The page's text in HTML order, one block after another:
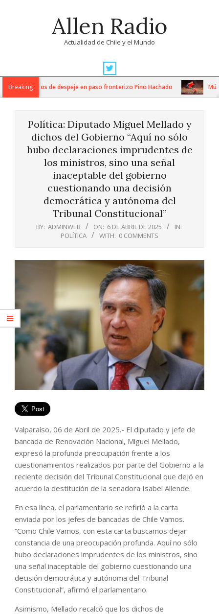
Allen Radio
Actualidad de Chile y el Mundo
Navigation
MenuBreaking
trabajos de despeje en paso fronterizo Pino Hachado
Política: Diputado Miguel Mellado y
dichos del Gobierno “Aquí no sólo
hubo declaraciones imprudentes de
los ministros, sino una señal
inaceptable del gobierno
cuestionando una decisión
democrática y autónoma del
Tribunal Constitucional”
BY: ADMINWEB ON: 6 DE ABRIL DE 2025
IN:
POLÍTICA
WITH: 0 COMMENTS
Valparaíso, 06 de Abril de 2025.- El diputado y jefe de
bancada de Renovación Nacional, Miguel Mellado,
expresó la profunda preocupación frente a los
cuestionamientos realizados por parte del Gobierno a la
reciente decisión del Tribunal Constitucional que dejó en
acuerdo la destitución de la senadora Isabel Allende.
En esa línea, el parlamentario se refirió a la carta
enviada por los jefes de bancadas de Chile Vamos.
“Como Chile Vamos, con esta carta buscamos dejar
constancia de una preocupación profunda. Aquí no sólo
hubo declaraciones imprudentes de los ministros, sino
una señal inaceptable del gobierno cuestionando una
decisión democrática y autónoma del Tribunal
Constitucional”, afirmó el parlamentario.
Asimismo, Mellado recalcó que los dichos de